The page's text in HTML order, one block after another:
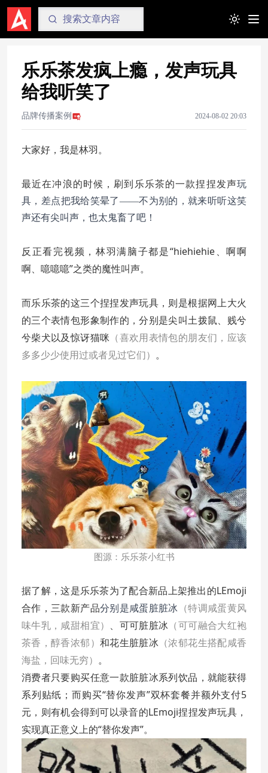
Toggle
乐乐茶发疯上瘾，发声玩具
给我听笑了
品牌传播案例 2024-08-02 20:03
大家好，我是林羽。
最近在冲浪的时候，刷到乐乐茶的一款捏捏发声玩
具，差点把我给笑晕了——不为别的，就来听听这笑
声还有尖叫声，也太鬼畜了吧！
反正看完视频，林羽满脑子都是“hiehiehie、啊啊
啊、噫噫噫”之类的魔性叫声。
而乐乐茶的这三个捏捏发声玩具，则是根据网上大火
的三个表情包形象制作的，分别是尖叫土拨鼠、贱兮
兮柴犬以及惊讶猫咪 （喜欢用表情包的朋友们，应该
多多少少使用过或者见过它们） 。
图源：乐乐茶小红书
据了解，这是乐乐茶为了配合新品上架推出的LEmoji
合作，三款新产品分别是咸蛋脏脏冰 （特调咸蛋黄风
味牛乳，咸甜相宜） 、可可脏脏冰 （可可融合大红袍
茶香，醇香浓郁） 和花生脏脏冰 （浓郁花生搭配咸香
海盐，回味无穷） 。
消费者只要购买任意一款脏脏冰系列饮品，就能获得
系列贴纸；而购买“替你发声”双杯套餐并额外支付5
元，则有机会得到可以录音的LEmoji捏捏发声玩具，
实现真正意义上的“替你发声”。